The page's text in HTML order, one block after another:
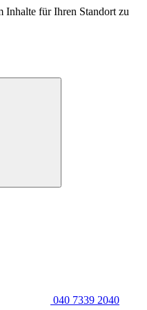
Inhalte für Ihren Standort zu
040 7339 2040